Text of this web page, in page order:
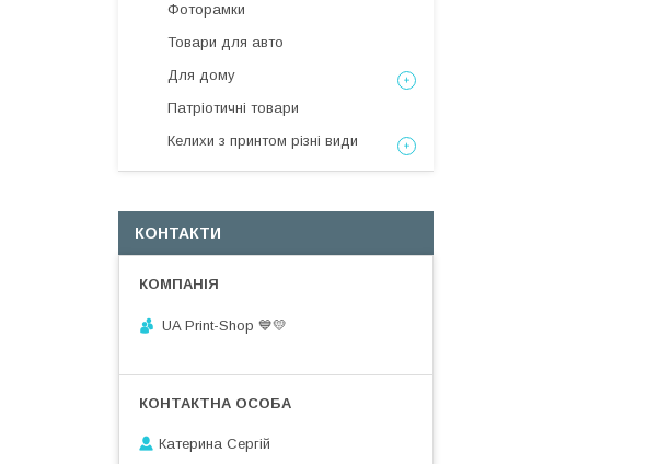
Фоторамки
Товари для авто
Для дому
Патріотичні товари
Келихи з принтом різні види
КОНТАКТИ
UA Print-Shop ​💙💛
Катерина Сергій